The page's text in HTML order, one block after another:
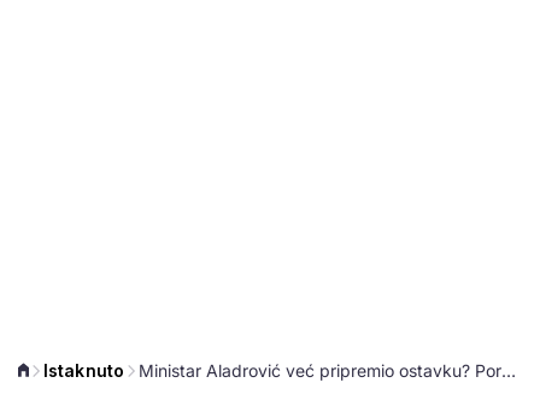
Istaknuto Ministar Aladrović već pripremio ostavku? Poručuje: Mandat mi je na raspolaganju